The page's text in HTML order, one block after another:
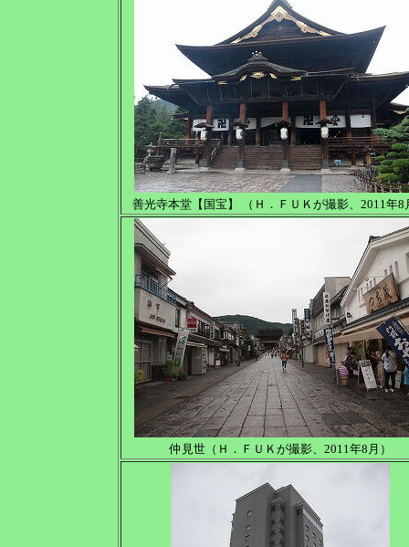
善光寺本堂【国宝】 （Ｈ．ＦＵＫが撮影、2011年8
仲見世（Ｈ．ＦＵＫが撮影、2011年8月）